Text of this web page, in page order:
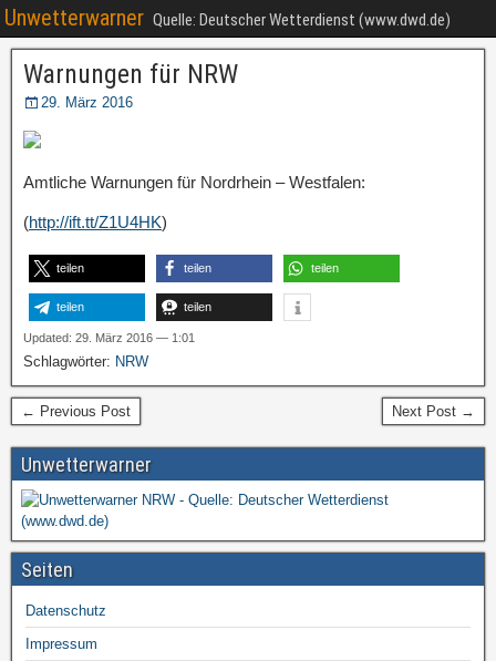
Unwetterwarner Quelle: Deutscher Wetterdienst (www.dwd.de)
Warnungen für NRW
29. März 2016
Amtliche Warnungen für Nordrhein – Westfalen:
(http://ift.tt/Z1U4HK)
teilen teilen teilen
teilen teilen
Updated: 29. März 2016 — 1:01
Schlagwörter: NRW
← Previous Post Next Post →
Unwetterwarner
Seiten
Datenschutz
Impressum